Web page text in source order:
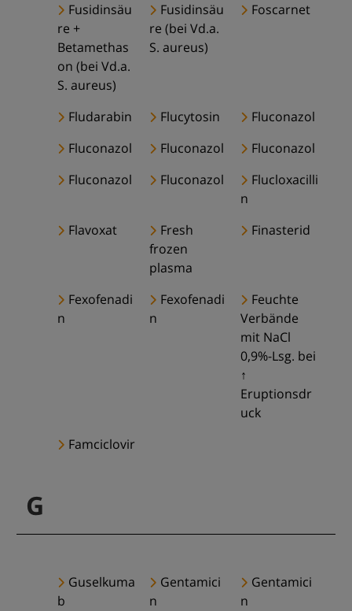
Fusidinsäu
re +
Betamethas
on (bei Vd.a.
S. aureus)
Fusidinsäu
re (bei Vd.a.
S. aureus)
Foscarnet
Fludarabin Flucytosin
Fluconazol
Fluconazol
Fluconazol
Fluconazol
Fluconazol
Fluconazol
Flucloxacilli
n
Flavoxat
Fresh
frozen
plasma
Finasterid
Fexofenadi
n
Fexofenadi
n
Feuchte
Verbände
mit NaCl
0,9%-Lsg. bei
↑
Eruptionsdr
uck
Famciclovir
G
Guselkuma
b
Gentamici
n
Gentamici
n